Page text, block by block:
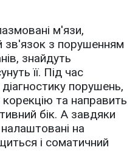
м'язи,
зв'язок з порушенням
знайдуть
її. Під час
порушень,
та направить
бік. А завдяки
на
і соматичний